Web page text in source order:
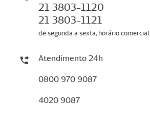
21 3803-1120
21 3803-1121
de segunda a sexta, horário comercial
Atendimento 24h
0800 970 9087
4020 9087